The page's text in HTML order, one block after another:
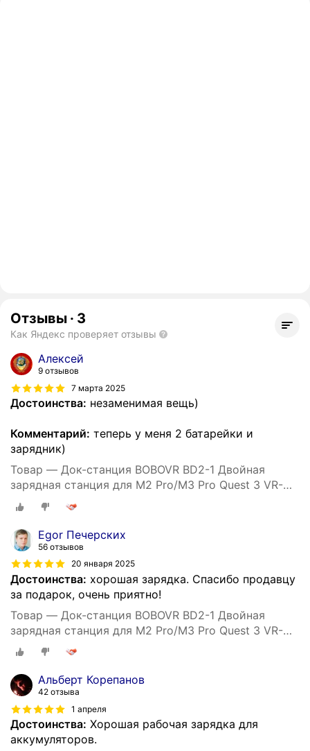
Отзывы · 3
Как Яндекс проверяет отзывы
Алексей
9 отзывов
7 марта 2025
Достоинства: незаменимая вещь)
Комментарий: теперь у меня 2 батарейки и
зарядник)
Товар — Док-станция BOBOVR BD2-1 Двойная
зарядная станция для M2 Pro/M3 Pro Quest 3 VR-
аксессуар
Egor Печерских
56 отзывов
20 января 2025
Достоинства: хорошая зарядка. Спасибо продавцу
за подарок, очень приятно!
Товар — Док-станция BOBOVR BD2-1 Двойная
зарядная станция для M2 Pro/M3 Pro Quest 3 VR-
аксессуар
Альберт Корепанов
42 отзыва
1 апреля
Достоинства: Хорошая рабочая зарядка для
аккумуляторов.